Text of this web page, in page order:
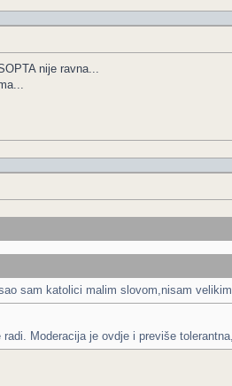
nije ravna...
sam katolici malim slovom,nisam
Moderacija je ovdje i previše